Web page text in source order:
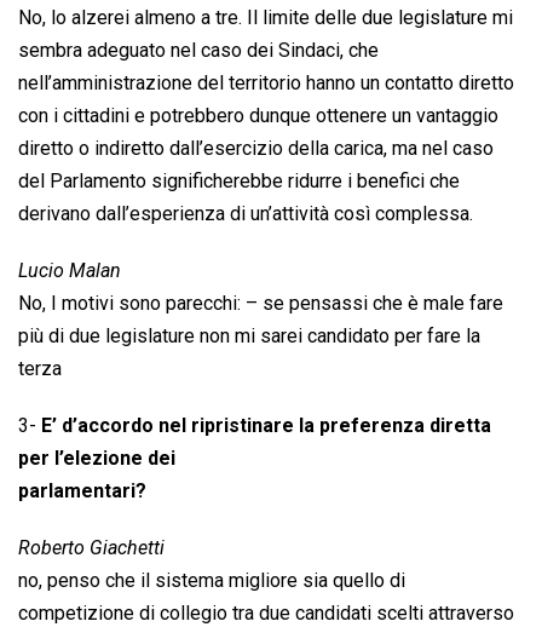
No, lo alzerei almeno a tre. Il limite delle due legislature mi
sembra adeguato nel caso dei Sindaci, che
nell’amministrazione del territorio hanno un contatto diretto
con i cittadini e potrebbero dunque ottenere un vantaggio
diretto o indiretto dall’esercizio della carica, ma nel caso
del Parlamento significherebbe ridurre i benefici che
derivano dall’esperienza di un’attività così complessa.
Lucio Malan
No, I motivi sono parecchi: – se pensassi che è male fare
più di due legislature non mi sarei candidato per fare la
terza
3- E’ d’accordo nel ripristinare la preferenza diretta
per l’elezione dei
parlamentari?
Roberto Giachetti
no, penso che il sistema migliore sia quello di
competizione di collegio tra due candidati scelti attraverso